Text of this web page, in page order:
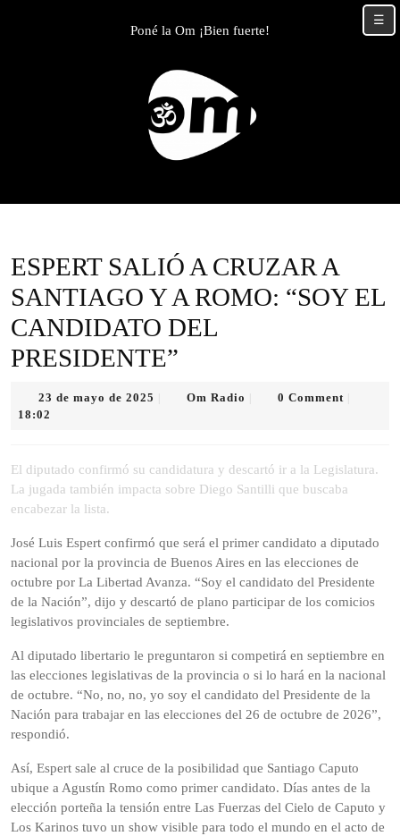
Poné la Om ¡Bien fuerte!
ESPERT SALIÓ A CRUZAR A
SANTIAGO Y A ROMO: “SOY EL
CANDIDATO DEL
PRESIDENTE”
23 de mayo de 2025
2025
Om Radio 0 Comment
18:02
El diputado confirmó su candidatura y descartó ir a la Legislatura.
La jugada también impacta sobre Diego Santilli que buscaba
encabezar la lista.
José Luis Espert confirmó que será el primer candidato a diputado
nacional por la provincia de Buenos Aires en las elecciones de
octubre por La Libertad Avanza. “Soy el candidato del Presidente
de la Nación”, dijo y descartó de plano participar de los comicios
legislativos provinciales de septiembre.
Al diputado libertario le preguntaron si competirá en septiembre en
las elecciones legislativas de la provincia o si lo hará en la nacional
de octubre. “No, no, no, yo soy el candidato del Presidente de la
Nación para trabajar en las elecciones del 26 de octubre de 2026”,
respondió.
Así, Espert sale al cruce de la posibilidad que Santiago Caputo
ubique a Agustín Romo como primer candidato. Días antes de la
elección porteña la tensión entre Las Fuerzas del Cielo de Caputo y
Los Karinos tuvo un show visible para todo el mundo en el acto de
☰